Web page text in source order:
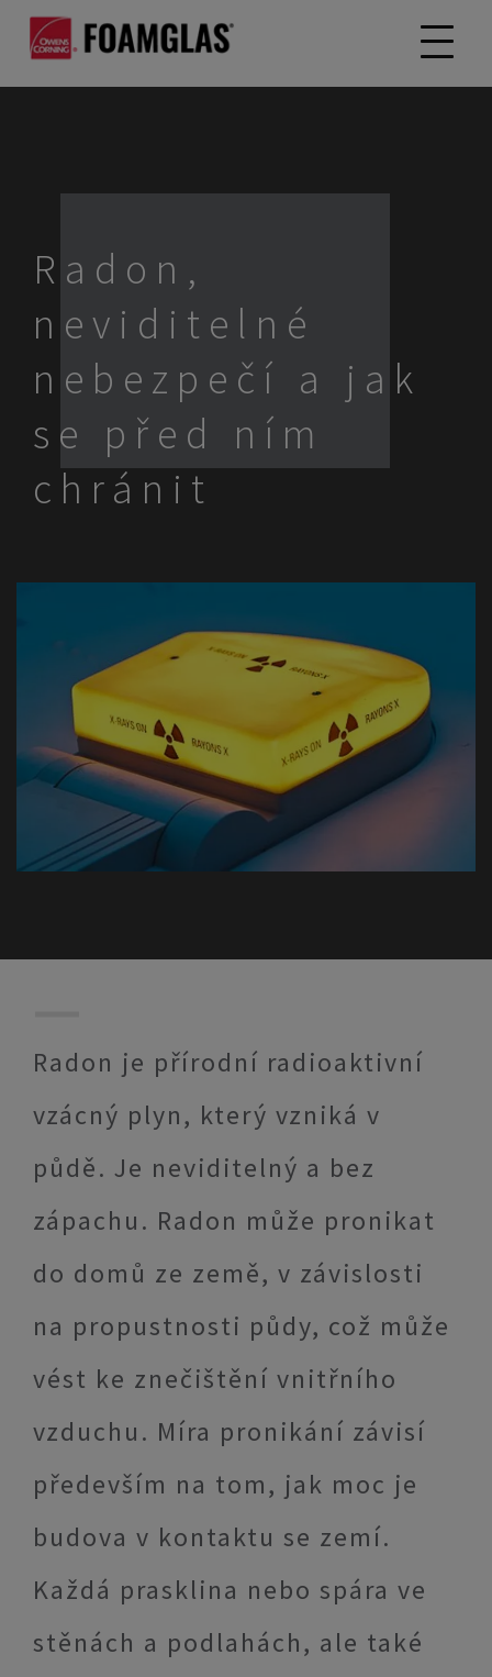
Radon,
neviditelné
nebezpečí a jak
se před ním
chránit
Radon je přírodní radioaktivní
vzácný plyn, který vzniká v
půdě. Je neviditelný a bez
zápachu. Radon může pronikat
do domů ze země, v závislosti
na propustnosti půdy, což může
vést ke znečištění vnitřního
vzduchu. Míra pronikání závisí
především na tom, jak moc je
budova v kontaktu se zemí.
Každá prasklina nebo spára ve
stěnách a podlahách, ale také